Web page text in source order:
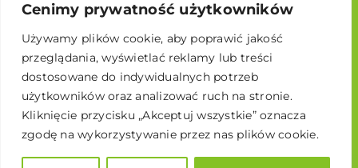
Cenimy prywatność użytkowników
Używamy plików cookie, aby poprawić jakość
przeglądania, wyświetlać reklamy lub treści
dostosowane do indywidualnych potrzeb
użytkowników oraz analizować ruch na stronie.
Kliknięcie przycisku „Akceptuj wszystkie” oznacza
zgodę na wykorzystywanie przez nas plików cookie.
Raporty
Broszura edukacyjna